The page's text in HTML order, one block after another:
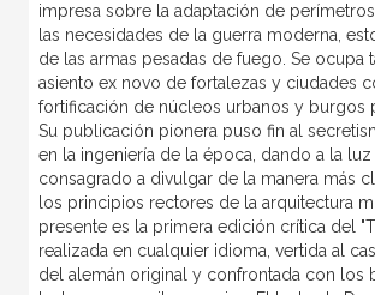
impresa sobre la adaptación de
las necesidades de la guerra moderna,
de las armas pesadas de fuego. Se ocupa
asiento ex novo de fortalezas y ciudades
fortificación de núcleos urbanos y burgos
Su publicación pionera puso fin al
en la ingeniería de la época, dando a la
consagrado a divulgar de la manera más
los principios rectores de la arquitectura
presente es la primera edición crítica del
realizada en cualquier idioma, vertida al
del alemán original y confrontada con los